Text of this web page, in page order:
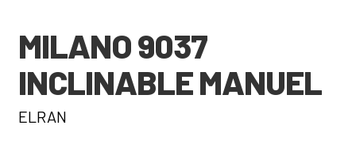
MILANO 9037
INCLINABLE MANUEL
ELRAN